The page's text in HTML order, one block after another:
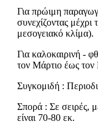
Για πρώιμη
συνεχίζοντας μέχρι
μεσογειακό κλίμα).
Για καλοκαιρινή -
τον Μάρτιο έως τον
Συγκομιδή :
Σπορά : Σε σειρές,
είναι 70-80 εκ.